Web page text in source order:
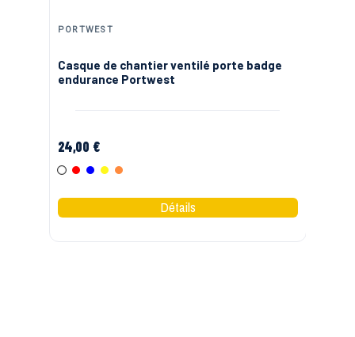
PORTWEST
Casque de chantier ventilé porte badge
endurance Portwest
24,00 €
BlancRouge
BleuJauneOrange